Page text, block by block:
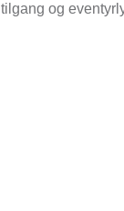
og